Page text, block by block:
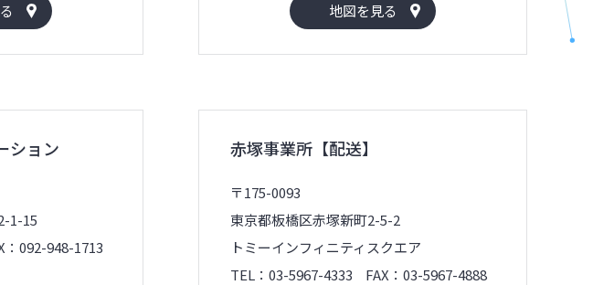
地図を見る
ション
1-15
：092-948-1713
赤塚事業所【配送】
〒175-0093
東京都板橋区赤塚新町2-5-2
トミーインフィニティスクエア
TEL：03-5967-4333
FAX：03-5967-4888